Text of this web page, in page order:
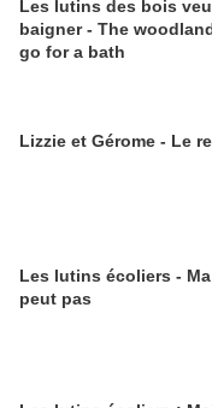
Les lutins des bois
baigner - The
go for a bath
Lizzie et Gérome - Le
Les lutins écoliers -
peut pas